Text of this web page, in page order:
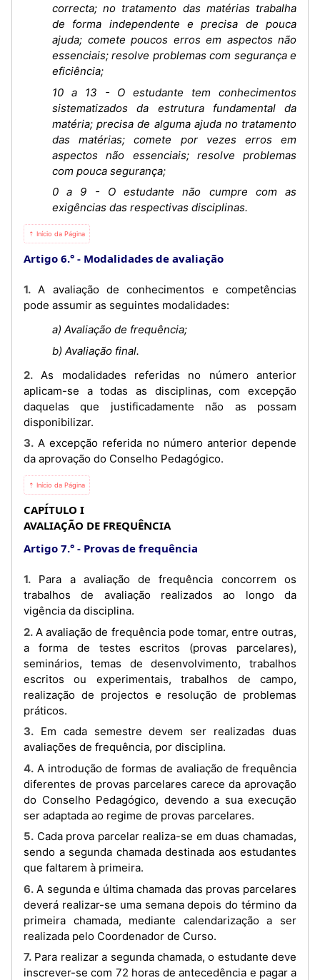
correcta; no tratamento das matérias trabalha
de forma independente e precisa de pouca
ajuda; comete poucos erros em aspectos não
essenciais; resolve problemas com segurança e
eficiência;
10 a 13 - O estudante tem conhecimentos
sistematizados da estrutura fundamental da
matéria; precisa de alguma ajuda no tratamento
das matérias; comete por vezes erros em
aspectos não essenciais; resolve problemas
com pouca segurança;
0 a 9 - O estudante não cumpre com as
exigências das respectivas disciplinas.
⇡ Início da Página
Artigo 6.° Modalidades de avaliação
1. A avaliação de conhecimentos e competências
pode assumir as seguintes modalidades:
a) Avaliação de frequência;
b) Avaliação final.
2. As modalidades referidas no número anterior
aplicam-se a todas as disciplinas, com excepção
daquelas que justificadamente não as possam
disponibilizar.
3. A excepção referida no número anterior depende
da aprovação do Conselho Pedagógico.
⇡ Início da Página
CAPÍTULO I
AVALIAÇÃO DE FREQUÊNCIA
Artigo 7.°
Provas de frequência
1. Para a avaliação de frequência concorrem os
trabalhos de avaliação realizados ao longo da
vigência da disciplina.
2. A avaliação de frequência pode tomar, entre outras,
a forma de testes escritos (provas parcelares),
seminários, temas de desenvolvimento, trabalhos
escritos ou experimentais, trabalhos de campo,
realização de projectos e resolução de problemas
práticos.
3. Em cada semestre devem ser realizadas duas
avaliações de frequência, por disciplina.
4. A introdução de formas de avaliação de frequência
diferentes de provas parcelares carece da aprovação
do Conselho Pedagógico, devendo a sua execução
ser adaptada ao regime de provas parcelares.
5. Cada prova parcelar realiza-se em duas chamadas,
sendo a segunda chamada destinada aos estudantes
que faltarem à primeira.
6. A segunda e última chamada das provas parcelares
deverá realizar-se uma semana depois do término da
primeira chamada, mediante calendarização a ser
realizada pelo Coordenador de Curso.
7. Para realizar a segunda chamada, o estudante deve
inscrever-se com 72 horas de antecedência e pagar a